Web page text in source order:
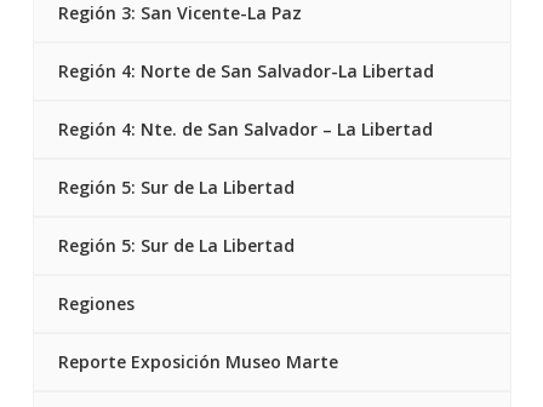
Región 3: San Vicente-La Paz
Región 4: Norte de San Salvador-La Libertad
Región 4: Nte. de San Salvador – La Libertad
Región 5: Sur de La Libertad
Región 5: Sur de La Libertad
Regiones
Reporte Exposición Museo Marte